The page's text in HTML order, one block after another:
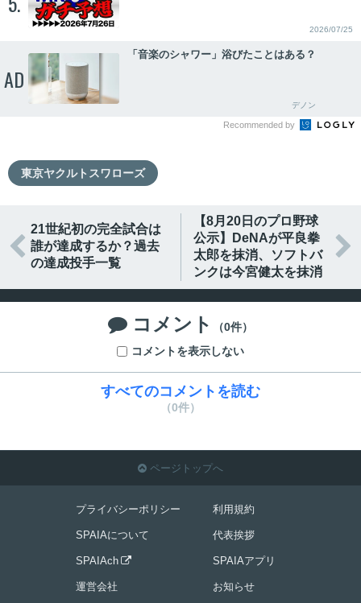
2026/07/25
AD
「音楽のシャワー」浴びたことはある？
デノン
Recommended by
東京ヤクルトスワローズ

21世紀初の完全試合は
誰が達成するか？過去
の達成投手一覧
【8月20日のプロ野球
公示】DeNAが平良拳
太郎を抹消、ソフトバ
ンクは今宮健太を抹消

 コメント
（0件）
コメントを表示しない
すべてのコメントを読む
（0件）
 ページトップへ
プライバシーポリシー
SPAIAについて
SPAIAch 
運営会社
利用規約
代表挨拶
SPAIAアプリ
お知らせ